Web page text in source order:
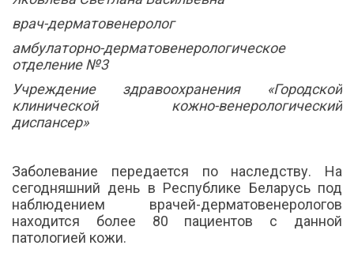
врач-дерматовенеролог
амбулаторно-дерматовенерологическое
отделение №3
Учреждение здравоохранения «Городской
клинической кожно-венерологический
диспансер»
Заболевание передается по наследству. На
сегодняшний день в Республике Беларусь под
наблюдением врачей-дерматовенерологов
находится более 80 пациентов с данной
патологией кожи.